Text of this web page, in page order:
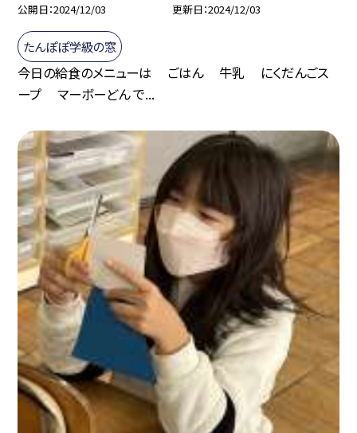
公開日 2024/12/03 更新日 2024/12/03
たんぽぽ学級の窓
今日の給食のメニューは ごはん 牛乳 にくだんごス
ープ マーボーどん で...